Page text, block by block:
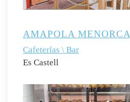
AMAPOLA MENORCA
Cafeterías \ Bar
Es Castell